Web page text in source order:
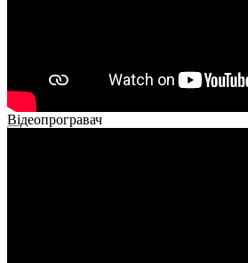
Відеопрогравач